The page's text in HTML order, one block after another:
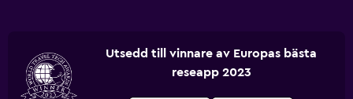
Utsedd till vinnare av Europas bästa
reseapp 2023